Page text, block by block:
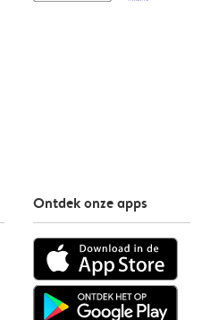
Ontdek onze apps